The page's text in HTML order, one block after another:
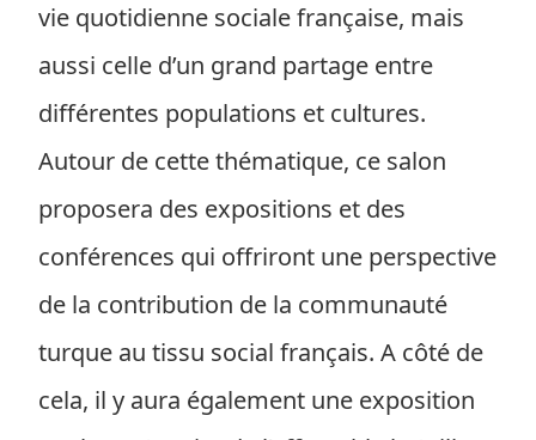
vie quotidienne sociale française, mais
aussi celle d’un grand partage entre
différentes populations et cultures.
Autour de cette thématique, ce salon
proposera des expositions et des
conférences qui offriront une perspective
de la contribution de la communauté
turque au tissu social français. A côté de
cela, il y aura également une exposition